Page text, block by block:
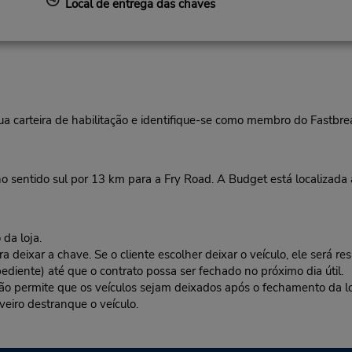
Local de entrega das chaves
carteira de habilitação e identifique-se como membro do
sentido sul por 13 km para a Fry Road. A Budget está localizada
da loja.
a chave. Se o cliente escolher deixar o veículo, ele será
até que o contrato possa ser fechado no próximo dia útil.
permite que os veículos sejam deixados após o fechamento
destranque o veículo.